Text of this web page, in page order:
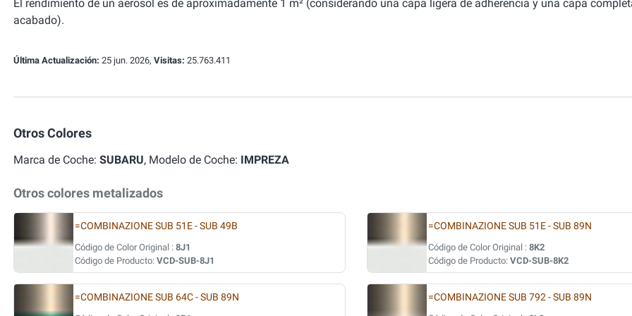
El rendimiento de un aerosol es de aproximadamente 1 m² (considerando una capa ligera de adherencia y una capa
acabado).
Última Actualización: 25 jun. 2026, Visitas: 25.763.411
Otros Colores
Marca de Coche: SUBARU, Modelo de Coche: IMPREZA
Otros colores metalizados
=COMBINAZIONE SUB 51E - SUB 49B
Código de Color Original : 8J1
Código de Producto: VCD-SUB-8J1
=COMBINAZIONE SUB 51E - SUB 89N
Código de Color Original : 8K2
Código de Producto: VCD-SUB-8K2
=COMBINAZIONE SUB 64C - SUB 89N =COMBINAZIONE SUB 792 - SUB 89N